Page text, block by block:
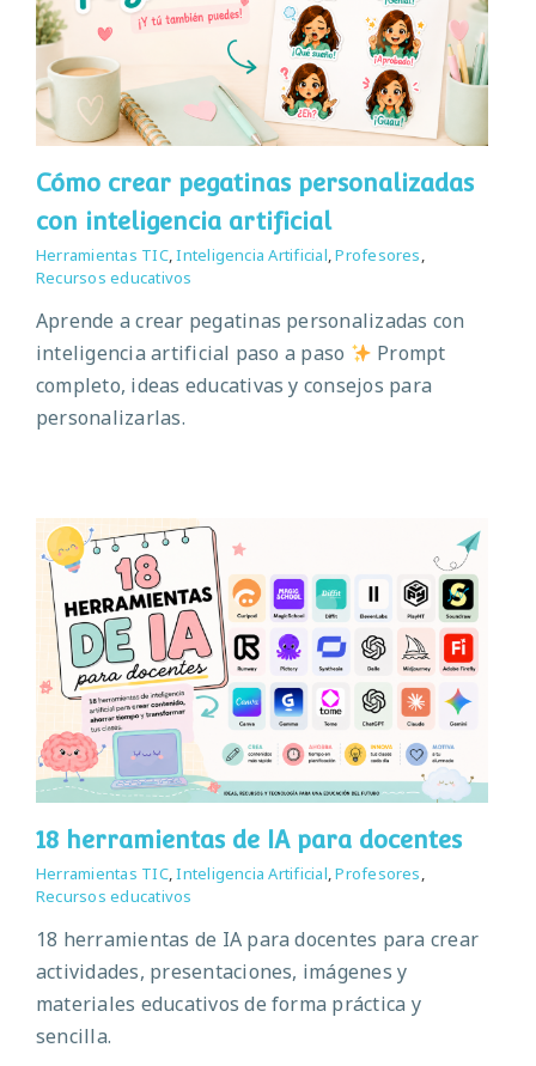
Cómo crear pegatinas personalizadas
con inteligencia artificial
Herramientas TIC,Inteligencia Artificial,Profesores,
Recursos educativos
Aprende a crear pegatinas personalizadas con
inteligencia artificial paso a paso
Prompt
completo, ideas educativas y consejos para
personalizarlas.
18 herramientas de IA para docentes
Herramientas TIC,Inteligencia Artificial,Profesores,
Recursos educativos
18 herramientas de IA para docentes para crear
actividades, presentaciones, imágenes y
materiales educativos de forma práctica y
sencilla.